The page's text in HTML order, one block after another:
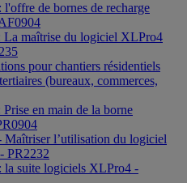
de bornes de recharge
La maîtrise du logiciel XLPro4
pour chantiers résidentiels
(bureaux, commerces,
en main de la borne
Maîtriser l’utilisation du logiciel
PR2232
la suite logiciels XLPro4 -